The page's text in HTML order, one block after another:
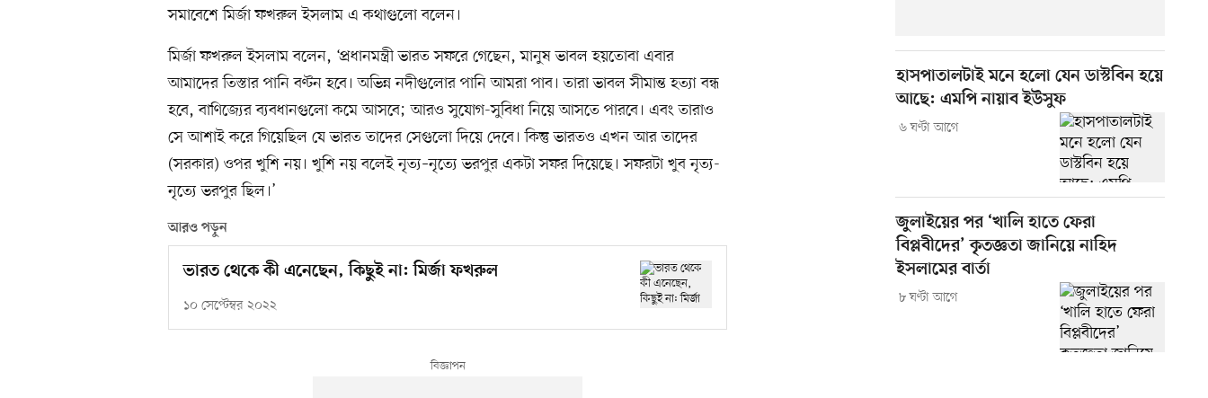
সমাবেশে মির্জা ফখরুল ইসলাম এ কথাগুলো বলেন।
মির্জা ফখরুল ইসলাম বলেন, ‘প্রধানমন্ত্রী ভারত সফরে গেছেন, মানুষ ভাবল হয়তোবা এবার
আমাদের তিস্তার পানি বণ্টন হবে। অভিন্ন নদীগুলোর পানি আমরা পাব। তারা ভাবল সীমান্ত হত্যা বন্ধ
হবে, বাণিজ্যের ব্যবধানগুলো কমে আসবে; আরও সুযোগ-সুবিধা নিয়ে আসতে পারবে। এবং তারাও
সে আশাই করে গিয়েছিল যে ভারত তাদের সেগুলো দিয়ে দেবে। কিন্তু ভারতও এখন আর তাদের
(সরকার) ওপর খুশি নয়। খুশি নয় বলেই নৃত্য–নৃত্যে ভরপুর একটা সফর দিয়েছে। সফরটা খুব নৃত্য-
নৃত্যে ভরপুর ছিল।’
আরও পড়ুন
ভারত থেকে কী এনেছেন, কিছুই না: মির্জা ফখরুল
১০ সেপ্টেম্বর ২০২২
হাসপাতালটাই মনে হলো যেন ডাস্টবিন হয়ে
আছে: এমপি নায়াব ইউসুফ
৬ ঘণ্টা আগে
জুলাইয়ের পর ‘খালি হাতে ফেরা
বিপ্লবীদের’ কৃতজ্ঞতা জানিয়ে নাহিদ
ইসলামের বার্তা
৮ ঘণ্টা আগে